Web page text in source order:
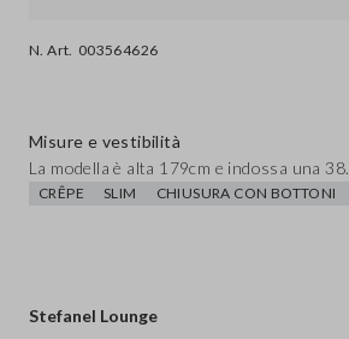
N. Art. 003564626
Misure e vestibilità
La modella è alta 179cm e indossa una 38.
CRÊPE SLIM CHIUSURA CON BOTTONI
Stefanel Lounge